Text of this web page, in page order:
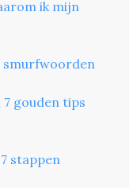
ik mijn
smurfwoorden
gouden tips
stappen